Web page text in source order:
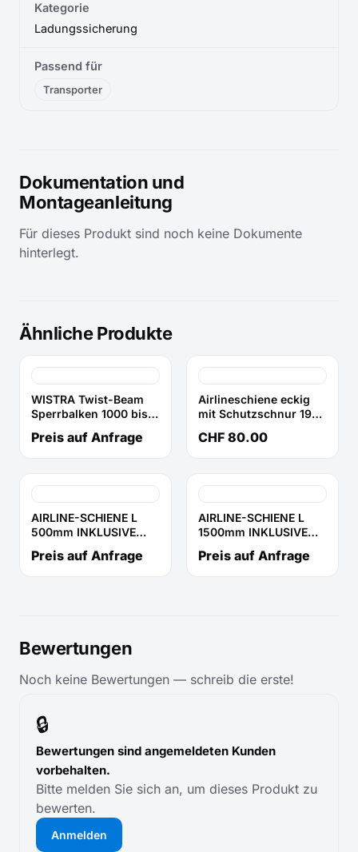
Kategorie
Ladungssicherung
Passend für
Transporter
Dokumentation und
Montageanleitung
Für dieses Produkt sind noch keine Dokumente
hinterlegt.
Ähnliche Produkte
WISTRA Twist-Beam
Sperrbalken 1000 bis
Preis auf Anfrage
Airlineschiene eckig
mit Schutzschnur 1964
CHF 80.00
AIRLINE-SCHIENE L
500mm INKLUSIVE
KLEMME L 3000mm
Preis auf Anfrage
AIRLINE-SCHIENE L
1500mm INKLUSIVE
KLEMME L 3000mm
Preis auf Anfrage
Bewertungen
Noch keine Bewertungen — schreib die erste!
🔒
Bewertungen sind angemeldeten Kunden
vorbehalten.
Bitte melden Sie sich an, um dieses Produkt zu
bewerten.
Anmelden